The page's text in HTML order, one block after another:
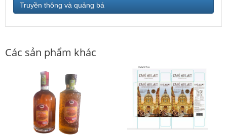
Truyền thông và quảng bá
Các sản phẩm khác